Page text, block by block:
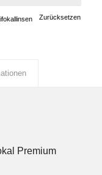
Zurücksetzen
Premium